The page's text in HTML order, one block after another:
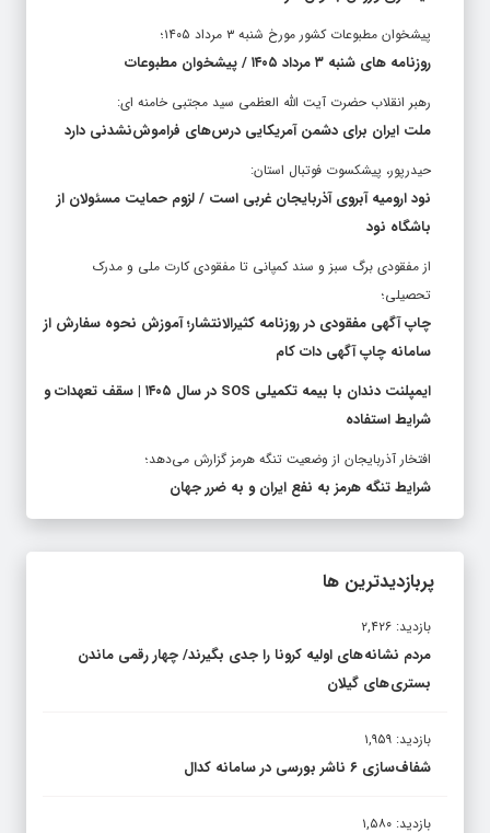
پیشخوان مطبوعات کشور مورخ شنبه ۳ مرداد ۱۴۰۵؛
روزنامه های شنبه ۳ مرداد ۱۴۰۵ / پیشخوان مطبوعات
رهبر انقلاب حضرت آیت الله العظمی سید مجتبی خامنه ای:
ملت ایران برای دشمن آمریکایی درس‌های فراموش‌نشدنی دارد
حیدرپور، پیشکسوت فوتبال استان:
نود ارومیه آبروی آذربایجان غربی است / لزوم حمایت مسئولان از
باشگاه نود
از مفقودی برگ سبز و سند کمپانی تا مفقودی کارت ملی و مدرک
تحصیلی؛
چاپ آگهی مفقودی در روزنامه کثیرالانتشار؛ آموزش نحوه سفارش از
سامانه چاپ آگهی دات کام
ایمپلنت دندان با بیمه تکمیلی SOS در سال ۱۴۰۵ | سقف تعهدات و
شرایط استفاده
افتخار آذربایجان از وضعیت تنگه هرمز گزارش می‌دهد؛
شرایط تنگه هرمز به نفع ایران و به ضرر جهان
پربازدیدترین ها
بازدید: ۲,۴۲۶
مردم نشانه های اولیه کرونا را جدی بگیرند/ چهار رقمی ماندن
بستری های گیلان
بازدید: ۱,۹۵۹
شفاف‌سازی ۶ ناشر بورسی در سامانه کدال
بازدید: ۱,۵۸۰